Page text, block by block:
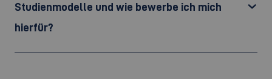
Studienmodelle und wie bewerbe ich mich
hierfür?